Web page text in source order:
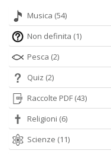
Musica (54)
Non definita (1)
Pesca (2)
Quiz (2)
Raccolte PDF (43)
Religioni (6)
Scienze (11)